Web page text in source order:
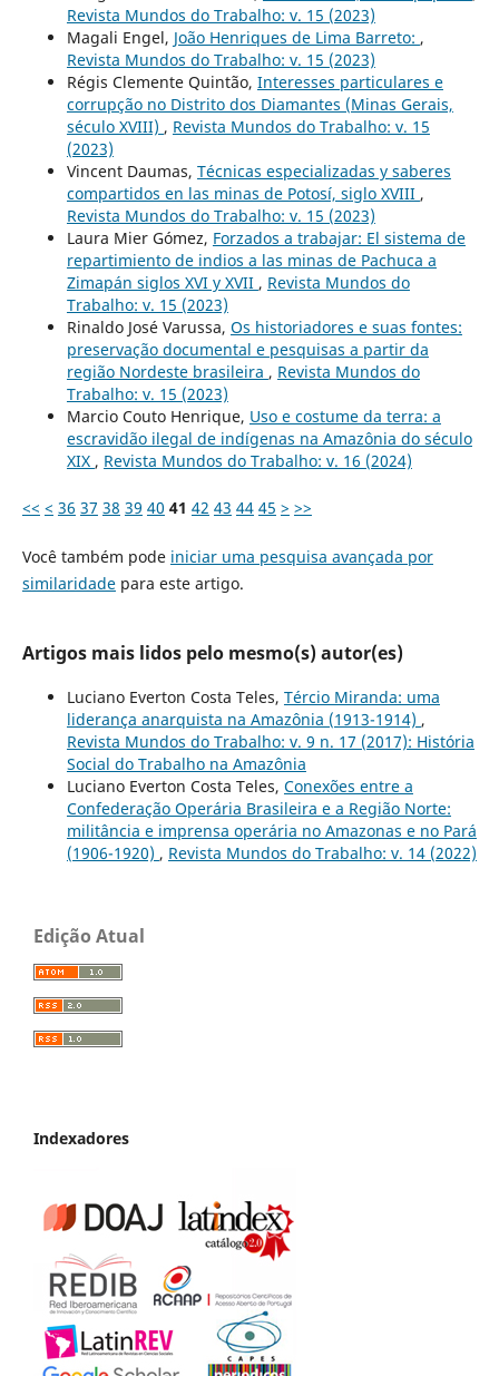
Revista Mundos do Trabalho: v. 15 (2023)
Magali Engel, João Henriques de Lima Barreto: ,
Revista Mundos do Trabalho: v. 15 (2023)
Régis Clemente Quintão, Interesses particulares e
corrupção no Distrito dos Diamantes (Minas Gerais,
século XVIII) , Revista Mundos do Trabalho: v. 15
(2023)
Vincent Daumas, Técnicas especializadas y saberes
compartidos en las minas de Potosí, siglo XVIII ,
Revista Mundos do Trabalho: v. 15 (2023)
Laura Mier Gómez, Forzados a trabajar: El sistema de
repartimiento de indios a las minas de Pachuca a
Zimapán siglos XVI y XVII , Revista Mundos do
Trabalho: v. 15 (2023)
Rinaldo José Varussa, Os historiadores e suas fontes:
preservação documental e pesquisas a partir da
região Nordeste brasileira , Revista Mundos do
Trabalho: v. 15 (2023)
Marcio Couto Henrique, Uso e costume da terra: a
escravidão ilegal de indígenas na Amazônia do século
XIX , Revista Mundos do Trabalho: v. 16 (2024)
<< < 36 37 38 39 40 41 42 43 44 45 > >>
Você também pode iniciar uma pesquisa avançada por
similaridadepara este artigo.
Artigos mais lidos pelo mesmo(s) autor(es)
Luciano Everton Costa Teles, Tércio Miranda: uma
liderança anarquista na Amazônia (1913-1914) ,
Revista Mundos do Trabalho: v. 9 n. 17 (2017): História
Social do Trabalho na Amazônia
Luciano Everton Costa Teles, Conexões entre a
Confederação Operária Brasileira e a Região Norte:
militância e imprensa operária no Amazonas e no Pará
(1906-1920) , Revista Mundos do Trabalho: v. 14 (2022)
Edição Atual
Indexadores